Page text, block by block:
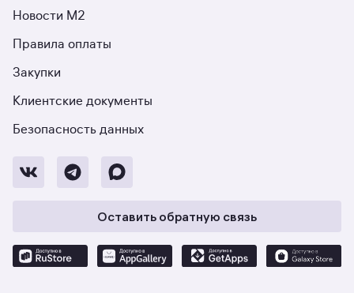
Новости М2
Правила оплаты
Закупки
Клиентские документы
Безопасность данных
Оставить обратную связь